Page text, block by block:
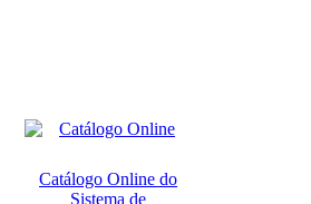
Catálogo Online do
Sistema de